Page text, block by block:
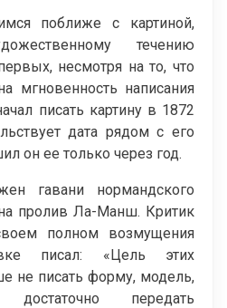
поближе с картиной,
течению
несмотря на то, что
мгновенность написания
писать картину в 1872
дата рядом с его
он ее только через год.
гавани нормандского
пролив Ла-Манш. Критик
полном возмущения
писал: «Цель этих
не писать форму, модель,
передать